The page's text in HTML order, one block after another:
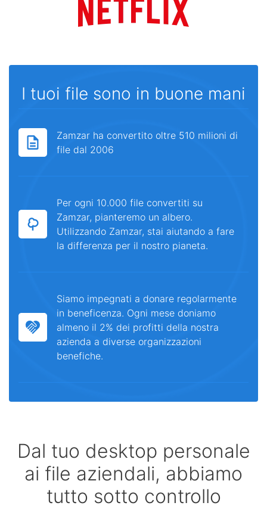
I tuoi file sono in buone mani
Zamzar ha convertito oltre 510 milioni di
file dal 2006
Per ogni 10.000 file convertiti su
Zamzar, pianteremo un albero.
Utilizzando Zamzar, stai aiutando a fare
la differenza per il nostro pianeta.
Siamo impegnati a donare regolarmente
in beneficenza. Ogni mese doniamo
almeno il 2% dei profitti della nostra
azienda a diverse organizzazioni
benefiche.
Dal tuo desktop personale
ai file aziendali, abbiamo
tutto sotto controllo